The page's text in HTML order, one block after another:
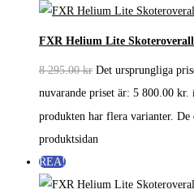
FXR Helium Lite
8 295.00kr Det ursprungliga
nuvarande priset är: 5 800.00 kr.
produkten har flera varianter.
produktsidan
REA!